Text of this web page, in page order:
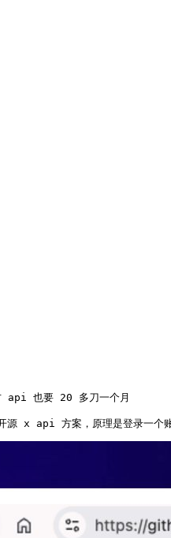
api 也要 20 多刀一个月
x api 方案，原理是登录一个